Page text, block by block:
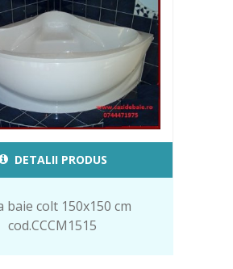
DETALII PRODUS
baie colt 150x150 cm
cod.CCCM1515